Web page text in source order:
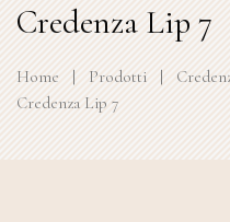
Credenza Lip 7
Home | Prodotti |
Credenza Lip 7